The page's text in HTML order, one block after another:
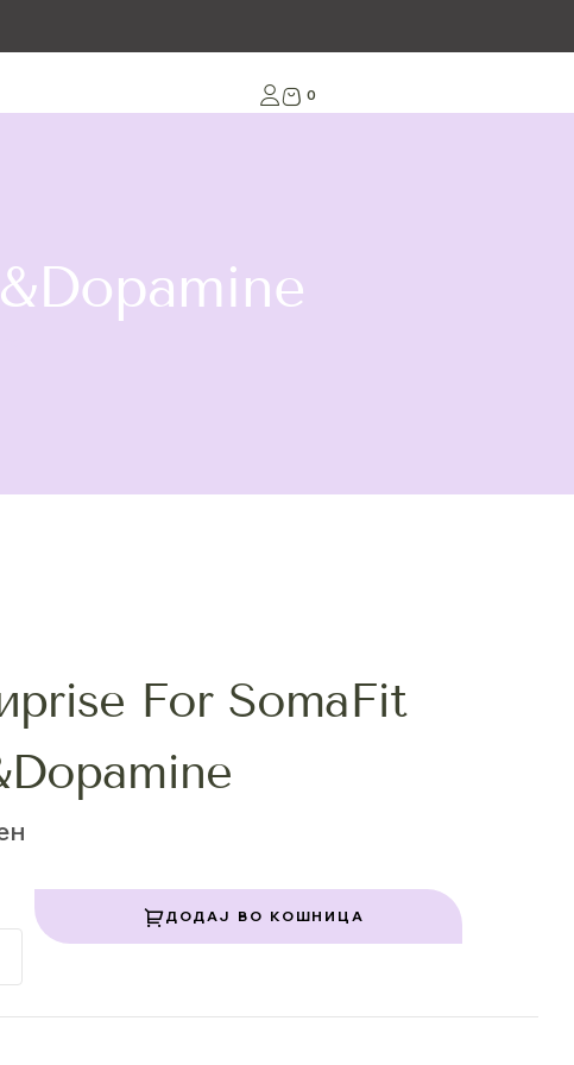
0
For SomaFit
ДОДАЈ ВО КОШНИЦА